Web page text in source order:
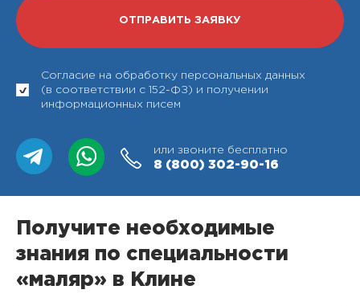
Согласие на обработку персональных данных
(в соответствии с 152-ФЗ) и получении
информационных писем
или звоните бесплатно
8 (800) 302-90-16
Получите необходимые
знания по специальности
«маляр» в Клине